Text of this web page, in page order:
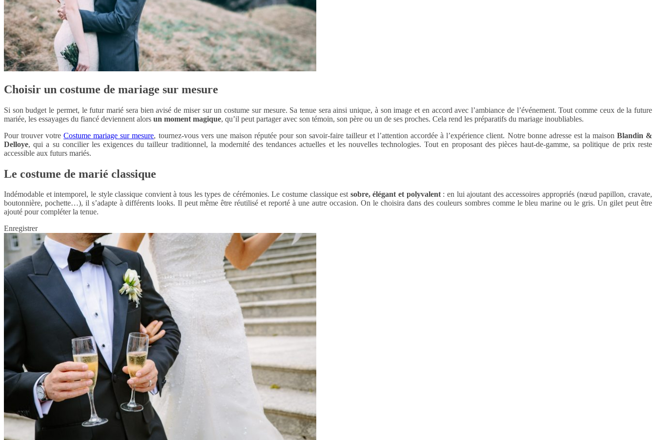
Choisir un costume de mariage sur mesure
Si son budget le permet, le futur marié sera bien avisé de miser sur un costume sur mesure. Sa tenue sera ainsi unique, à son image et en accord avec l’ambiance de l’événement. Tout comme ceux de la future
mariée, les essayages du fiancé deviennent alors un moment magique, qu’il peut partager avec son témoin, son père ou un de ses proches. Cela rend les préparatifs du mariage inoubliables.
Pour trouver votreCostume mariage sur mesure, tournez-vous vers une maison réputée pour son savoir-faire tailleur et l’attention accordée à l’expérience client. Notre bonne adresse est la maison Blandin &
Delloye, qui a su concilier les exigences du tailleur traditionnel, la modernité des tendances actuelles et les nouvelles technologies. Tout en proposant des pièces haut-de-gamme, sa politique de prix reste
accessible aux futurs mariés.
Le costume de marié classique
Indémodable et intemporel, le style classique convient à tous les types de cérémonies. Le costume classique est sobre, élégant et polyvalent: en lui ajoutant des accessoires appropriés (nœud papillon, cravate,
boutonnière, pochette…), il s’adapte à différents looks. Il peut même être réutilisé et reporté à une autre occasion. On le choisira dans des couleurs sombres comme le bleu marine ou le gris. Un gilet peut être
ajouté pour compléter la tenue.
Enregistrer